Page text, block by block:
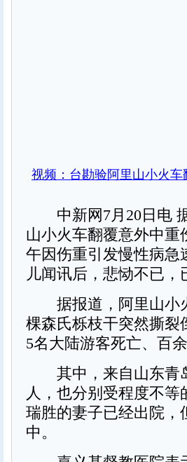
视频：台勘验阿里山小火车
中新网7月20日电 据
山小火车翻覆意外中重
午因伤重引发慢性病急
儿闻讯后，悲恸不已，
据报道，阿里山小火
棵森氏栎枝干突然撕裂
5名大陆游客死亡、百余
其中，来自山东青
人，也分别受程度不
瑞胜的妻子已经出院，
中。